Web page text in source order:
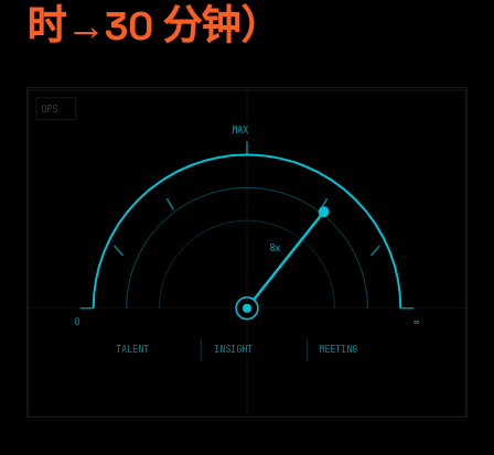
时→30 分钟）
0
MAX
∞
8x
TALENT INSIGHT MEETING
OPS